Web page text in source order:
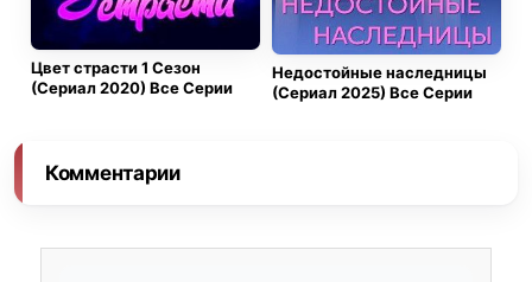
Цвет страсти 1 Сезон
(Сериал 2020) Все Серии
Недостойные наследницы
(Сериал 2025) Все Серии
Комментарии